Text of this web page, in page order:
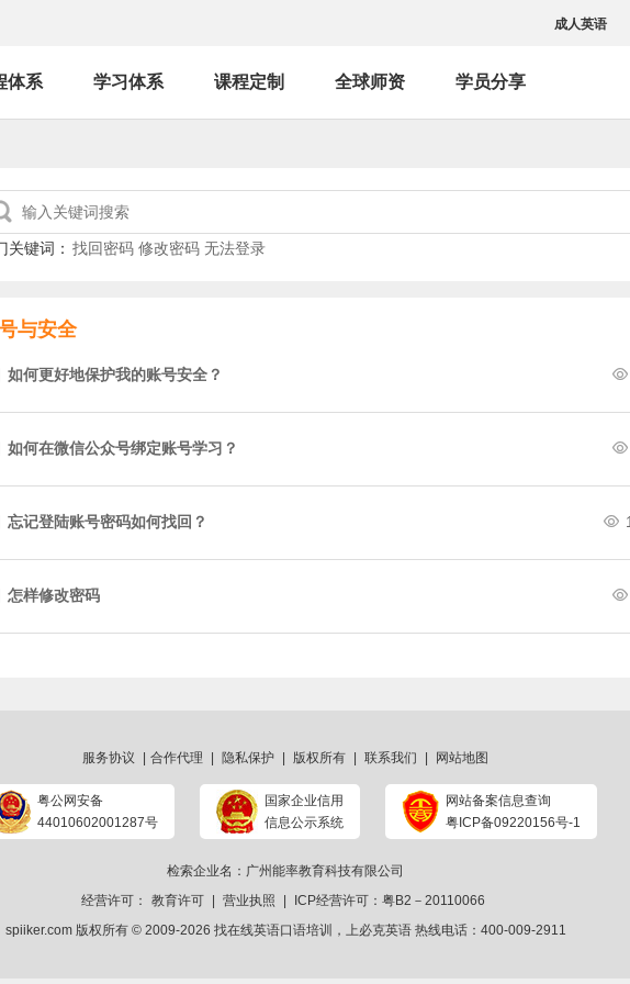
成人英语
体系 学习体系 课程定制 全球师资 学员分享
关键词： 找回密码 修改密码 无法登录
与安全
如何更好地保护我的账号安全？ 
如何在微信公众号绑定账号学习？ 
忘记登陆账号密码如何找回？ 
怎样修改密码 
服务协议 合作代理 隐私保护 版权所有 联系我们 网站地图
粤公网安备
44010602001287号
国家企业信用
信息公示系统
网站备案信息查询
粤ICP备09220156号-1
检索企业名：广州能率教育科技有限公司
经营许可：
教育许可 营业执照
ICP经营许可：粤B2－20110066
spiiker.com 版权所有 © 2009-2026 找在线英语口语培训 ，上必克英语热线电话：400-009-2911